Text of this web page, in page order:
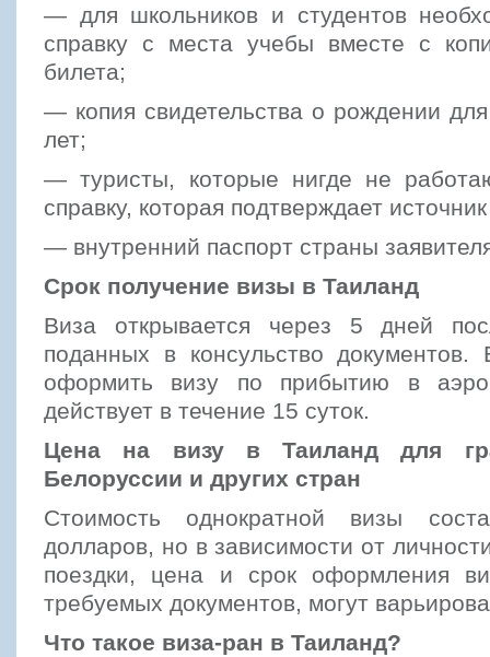
— для школьников и студентов
справку с места учебы вместе с
билета;
— копия свидетельства о рождении
лет;
— туристы, которые нигде не
справку, которая подтверждает
— внутренний паспорт страны
Срок получение визы в Таиланд
Виза открывается через 5 дней
поданных в консульство документов.
оформить визу по прибытию в
действует в течение 15 суток.
Цена на визу в Таиланд для
Белоруссии и других стран
Стоимость однократной визы
долларов, но в зависимости от
поездки, цена и срок оформления
требуемых документов, могут
Что такое виза-ран в Таиланд?